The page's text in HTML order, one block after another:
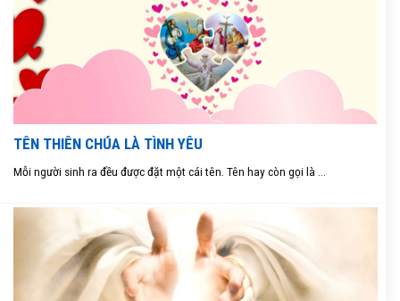
TÊN THIÊN CHÚA LÀ TÌNH YÊU
Mỗi người sinh ra đều được đặt một cái tên. Tên hay còn gọi là ...